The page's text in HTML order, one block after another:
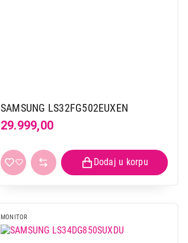
SAMSUNG LS32FG502EUXEN
29.999,00
MONITOR